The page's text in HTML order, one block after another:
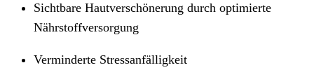
Sichtbare Hautverschönerung durch optimierte
Nährstoffversorgung
Verminderte Stressanfälligkeit